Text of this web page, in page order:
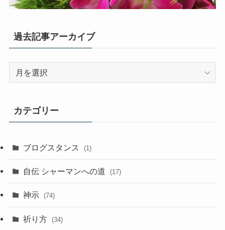
過去記事アーカイブ
ア
カ
ブ
カテゴリー
ブログスタンス (1)
自伝 シャーマンへの道 (17)
神示 (74)
祈り方 (34)